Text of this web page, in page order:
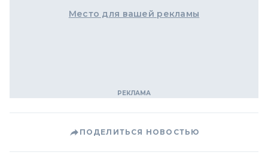
Место для вашей рекламы
ПОДЕЛИТЬСЯ НОВОСТЬЮ